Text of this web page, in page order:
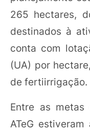
265 hectares,
destinados à
conta com
(UA) por
de fertiirrigação.
Entre as
ATeG